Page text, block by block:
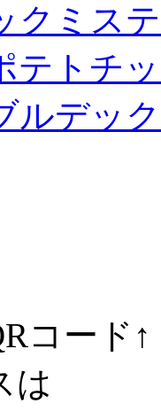
クミス
テトチ
ルデック
コード↑
は